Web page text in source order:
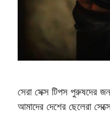
সেরা সেক্স টিপস পুরুষদের
আমাদের দেশের ছেলেরা